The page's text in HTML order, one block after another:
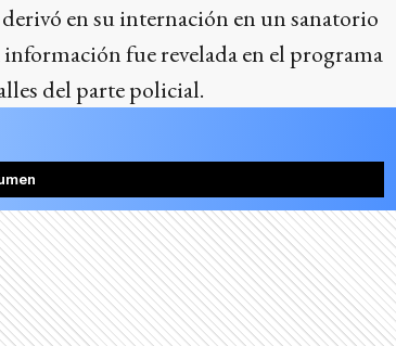
en su internación en un sanatorio
fue revelada en el programa
del parte policial.